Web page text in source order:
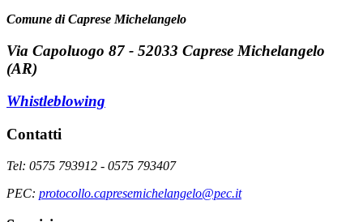
Comune di Caprese Michelangelo
Via Capoluogo 87 - 52033 Caprese Michelangelo
(AR)
Whistleblowing
Contatti
Tel: 0575 793912 - 0575 793407
PEC: protocollo.capresemichelangelo@pec.it